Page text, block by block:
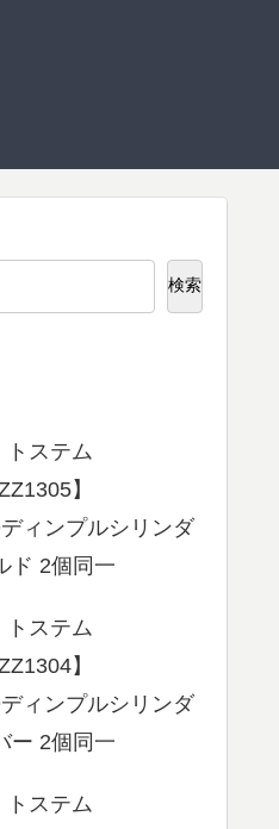
検索
トステム
】
ィンプルシリンダ
ド 2個同一
トステム
】
ィンプルシリンダ
ー 2個同一
トステム